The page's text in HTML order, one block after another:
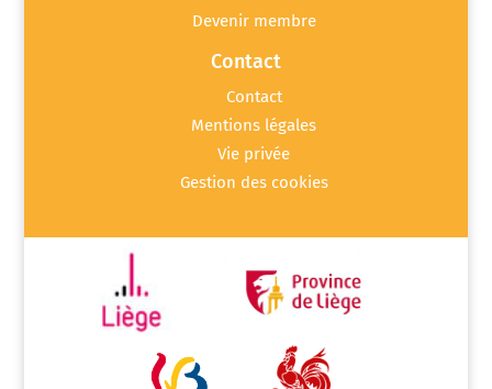
Devenir membre
Contact
Contact
Mentions légales
Vie privée
Gestion des cookies